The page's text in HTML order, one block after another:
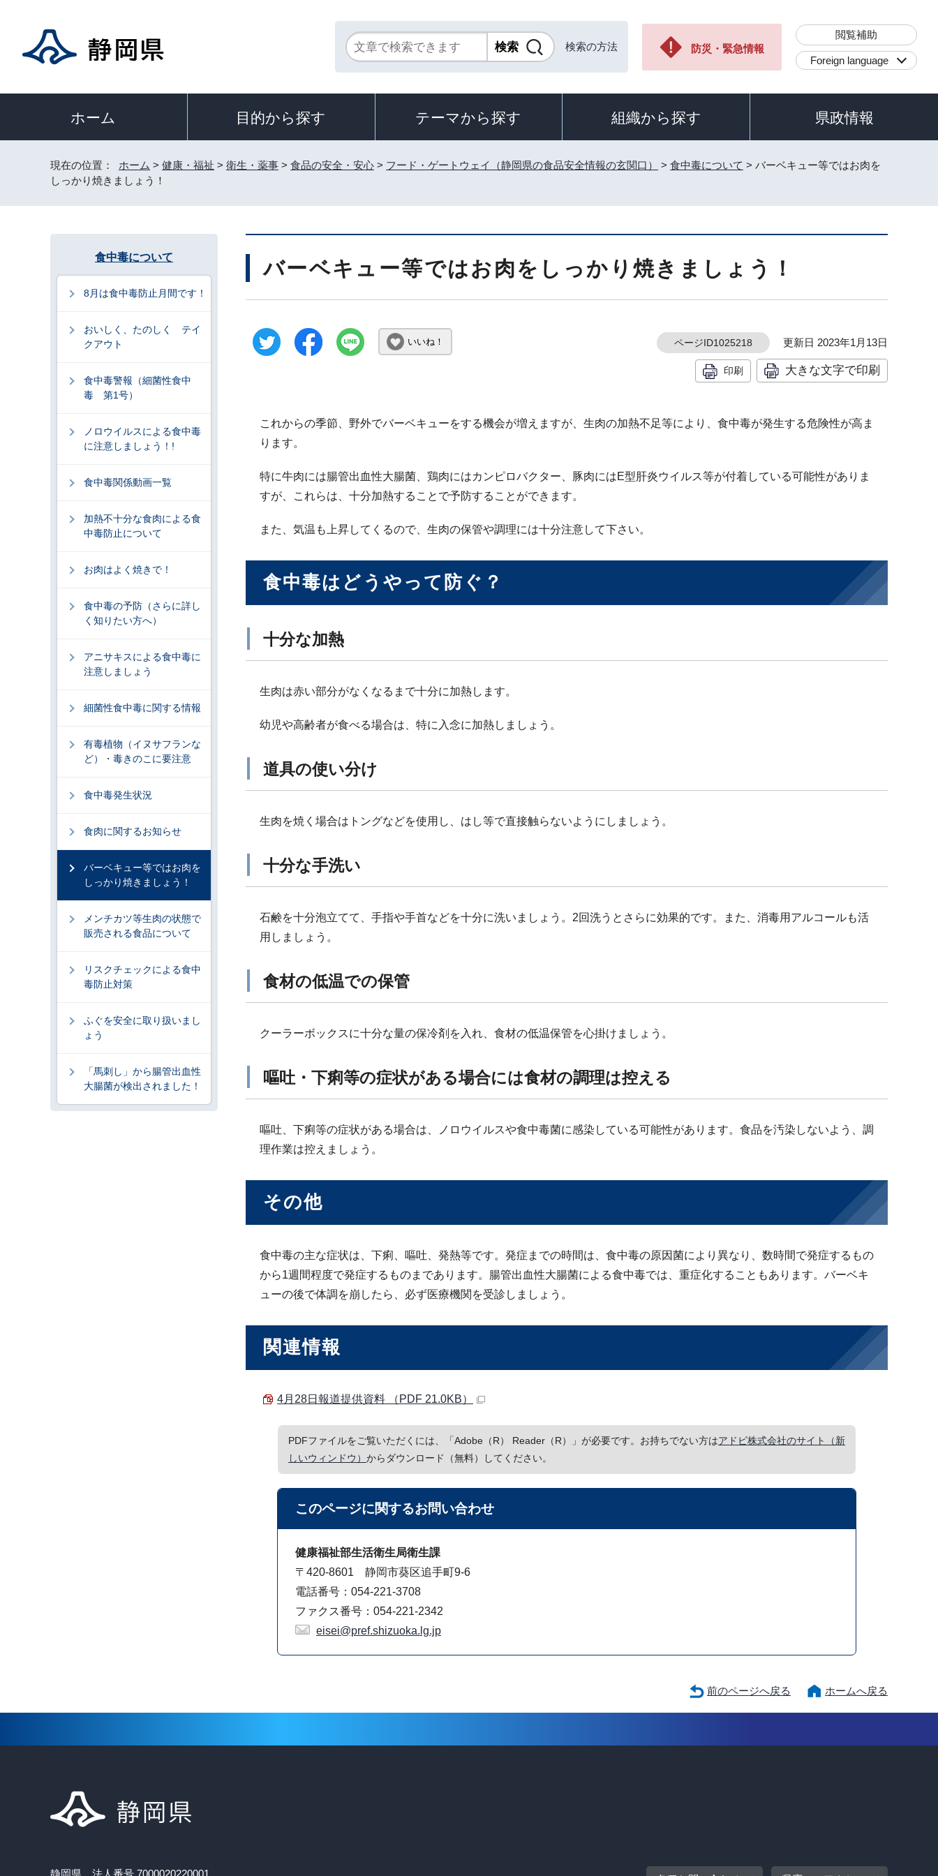
検索の方法 防災・緊急情報
閲覧補助
Foreign language
ホーム 目的から探す テーマから探す 組織から探す 県政情報
現在の位置： ホーム > 健康・福祉 > 衛生・薬事 > 食品の安全・安心 > フード・ゲートウェイ（静岡県の食品安全情報の玄関口） > 食中毒について > バーベキュー等ではお肉を
しっかり焼きましょう！
バーベキュー等ではお肉をしっかり焼きましょう！
いいね！ ページID1025218 更新日 2023年1月13日
印刷 大きな文字で印刷
これからの季節、野外でバーベキューをする機会が増えますが、生肉の加熱不足等により、食中毒が発生する危険性が高ま
ります。
特に牛肉には腸管出血性大腸菌、鶏肉にはカンピロバクター、豚肉にはE型肝炎ウイルス等が付着している可能性がありま
すが、これらは、十分加熱することで予防することができます。
また、気温も上昇してくるので、生肉の保管や調理には十分注意して下さい。
食中毒はどうやって防ぐ？
十分な加熱
生肉は赤い部分がなくなるまで十分に加熱します。
幼児や高齢者が食べる場合は、特に入念に加熱しましょう。
道具の使い分け
生肉を焼く場合はトングなどを使用し、はし等で直接触らないようにしましょう。
十分な手洗い
石鹸を十分泡立てて、手指や手首などを十分に洗いましょう。2回洗うとさらに効果的です。また、消毒用アルコールも活
用しましょう。
食材の低温での保管
クーラーボックスに十分な量の保冷剤を入れ、食材の低温保管を心掛けましょう。
嘔吐・下痢等の症状がある場合には食材の調理は控える
嘔吐、下痢等の症状がある場合は、ノロウイルスや食中毒菌に感染している可能性があります。食品を汚染しないよう、調
理作業は控えましょう。
その他
食中毒の主な症状は、下痢、嘔吐、発熱等です。発症までの時間は、食中毒の原因菌により異なり、数時間で発症するもの
から1週間程度で発症するものまであります。腸管出血性大腸菌による食中毒では、重症化することもあります。バーベキ
ューの後で体調を崩したら、必ず医療機関を受診しましょう。
関連情報
4月28日報道提供資料 （PDF 21.0KB）
PDFファイルをご覧いただくには、「Adobe（R） Reader（R）」が必要です。お持ちでない方はアドビ株式会社のサイト（新
しいウィンドウ） からダウンロード（無料）してください。
このページに関するお問い合わせ
健康福祉部生活衛生局衛生課
〒420-8601 静岡市葵区追手町9-6
電話番号：054-221-3708
ファクス番号：054-221-2342
eisei@pref.shizuoka.lg.jp
食中毒について
8月は食中毒防止月間です！
おいしく、たのしく テイ
クアウト
食中毒警報（細菌性食中
毒 第1号）
ノロウイルスによる食中毒
に注意しましょう！!
食中毒関係動画一覧
加熱不十分な食肉による食
中毒防止について
お肉はよく焼きで！
食中毒の予防（さらに詳し
く知りたい方へ）
アニサキスによる食中毒に
注意しましょう
細菌性食中毒に関する情報
有毒植物（イヌサフランな
ど）・毒きのこに要注意
食中毒発生状況
食肉に関するお知らせ
バーベキュー等ではお肉を
しっかり焼きましょう！
メンチカツ等生肉の状態で
販売される食品について
リスクチェックによる食中
毒防止対策
ふぐを安全に取り扱いまし
ょう
「馬刺し」から腸管出血性
大腸菌が検出されました！
前のページへ戻る ホームへ戻る
静岡県 法人番号 7000020220001